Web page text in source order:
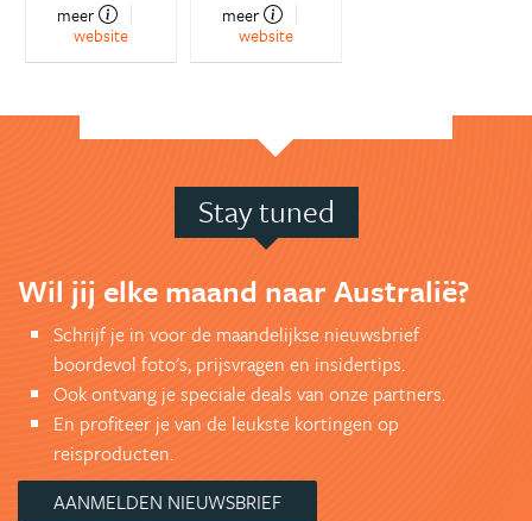
meer
website
meer
website
Stay tuned
Wil jij elke maand naar Australië?
Schrijf je in voor de maandelijkse nieuwsbrief
boordevol foto's, prijsvragen en insidertips.
Ook ontvang je speciale deals van onze partners.
En profiteer je van de leukste kortingen op
reisproducten.
AANMELDEN NIEUWSBRIEF